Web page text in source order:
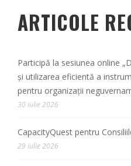
ARTICOLE
Participă la sesiunea online
și utilizarea eficientă a
pentru organizații
30 iulie 2026
CapacityQuest pentru
29 iulie 2026